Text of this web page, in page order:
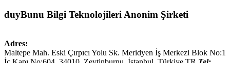
duyBunu Bilgi Teknolojileri Anonim Şirketi
Adres:
Maltepe Mah. Eski Çırpıcı Yolu Sk. Meridyen İş Merkezi Blok No:1